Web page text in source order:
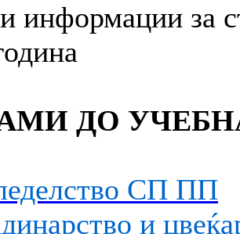
информации за
ДО
СП ПП
и